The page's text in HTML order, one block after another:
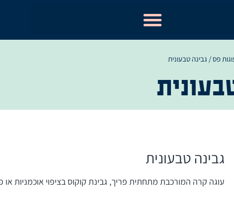
פס/ גבינה טבעונית
גבינה טבעונית
עוגה קרה המורכבת מתחתית פריך, גבינת קוקוס בציפוי אוכמניות או